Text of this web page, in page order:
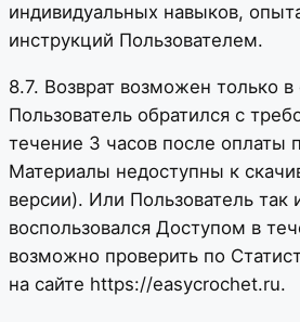
индивидуальных навыков,
инструкций Пользователем.
8.7. Возврат возможен только в
Пользователь обратился с
течение 3 часов после оплаты
Материалы недоступны к
версии). Или Пользователь так
воспользовался Доступом в
возможно проверить по
на сайте https://easycrochet.ru.